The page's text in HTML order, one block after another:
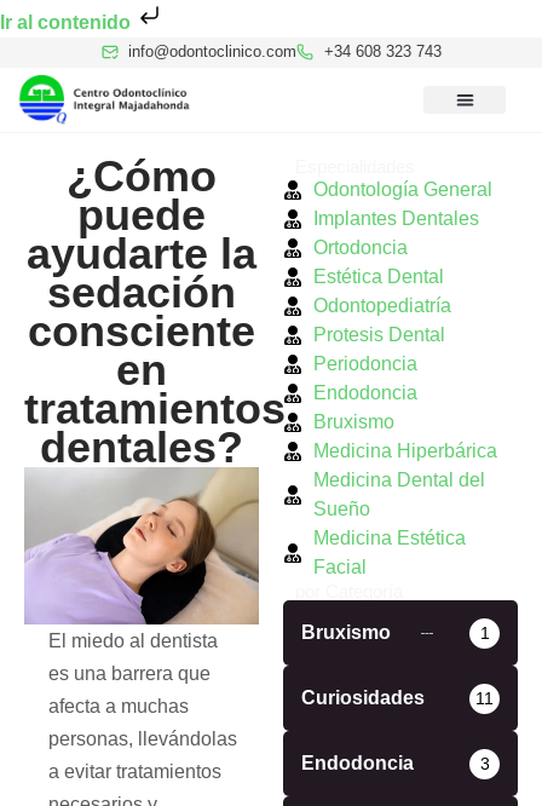
Ir al contenido
info@odontoclinico.com +34 608 323 743
¿Cómo
puede
ayudarte la
sedación
consciente
en
tratamientos
dentales?
El miedo al dentista
es una barrera que
afecta a muchas
personas, llevándolas
a evitar tratamientos
Odontología General
Implantes Dentales
Ortodoncia
Estética Dental
Odontopediatría
Protesis Dental
Periodoncia
Endodoncia
Bruxismo
Medicina Hiperbárica
Medicina Dental del
Sueño
Medicina Estética
Facial
Bruxismo
1
Curiosidades 11
Endodoncia 3